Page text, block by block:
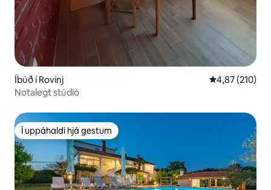
Íbúð í Rovinj 4,87 af 5 í
4,87 (210)
Notalegt stúdíó
Í uppáhaldi hjá gestum
Í uppáhaldi hjá gestum